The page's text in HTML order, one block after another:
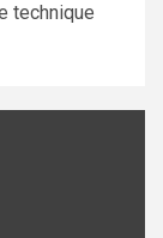
technique